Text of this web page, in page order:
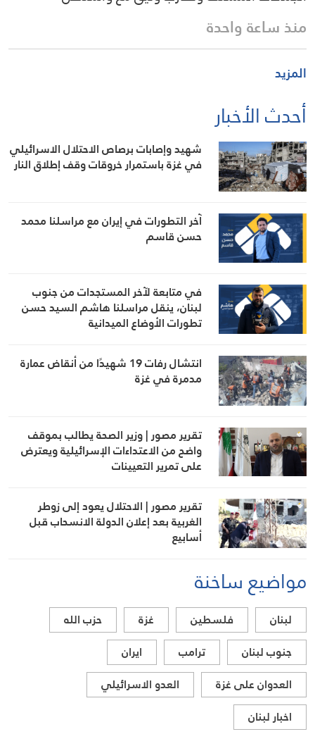
منذ ساعة واحدة
المزيد
أحدث الأخبار
شهيد وإصابات برصاص الاحتلال الاسرائيلي
في غزة باستمرار خروقات وقف إطلاق النار
آخر التطورات في إيران مع مراسلنا محمد
حسن قاسم
في متابعة لآخر المستجدات من جنوب
لبنان، ينقل مراسلنا هاشم السيد حسن
تطورات الأوضاع الميدانية
انتشال رفات 19 شهيدًا من أنقاض عمارة
مدمرة في غزة
تقرير مصور | وزير الصحة يطالب بموقف
واضح من الاعتداءات الإسرائيلية ويعترض
على تمرير التعيينات
تقرير مصور | الاحتلال يعود إلى زوطر
الغربية بعد إعلان الدولة الانسحاب قبل
أسابيع
مواضيع ساخنة
لبنان فلسطين غزة
حزب الله
جنوب لبنان
ترامب
ايران
العدوان على غزة
العدو الاسرائيلي
اخبار لبنان